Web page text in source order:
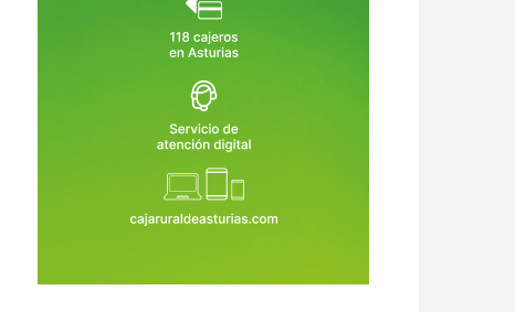
cuando el Gobierno convierte la